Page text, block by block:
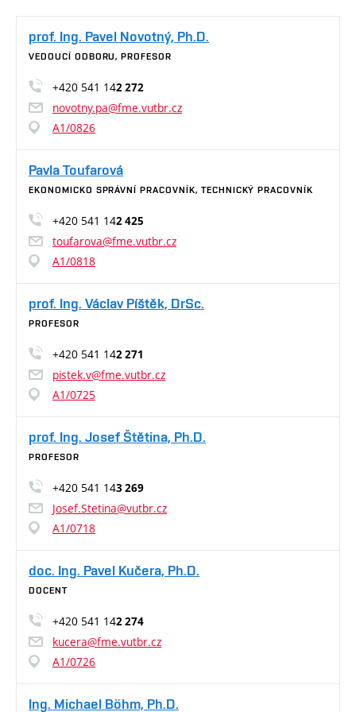
prof. Ing. Pavel Novotný, Ph.D.
VEDOUCÍ ODBORU, PROFESOR
+420 541 142 272
novotny.pa@fme.vutbr.cz
A1/0826
Pavla Toufarová
EKONOMICKO SPRÁVNÍ PRACOVNÍK, TECHNICKÝ PRACOVNÍK
+420 541 142 425
toufarova@fme.vutbr.cz
A1/0818
prof. Ing. Václav Píštěk, DrSc.
PROFESOR
+420 541 142 271
pistek.v@fme.vutbr.cz
A1/0725
prof. Ing. Josef Štětina, Ph.D.
PROFESOR
+420 541 143 269
Josef.Stetina@vutbr.cz
A1/0718
doc. Ing. Pavel Kučera, Ph.D.
DOCENT
+420 541 142 274
kucera@fme.vutbr.cz
A1/0726
Ing. Michael Böhm, Ph.D.